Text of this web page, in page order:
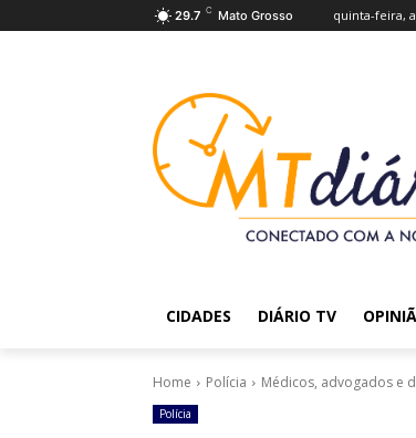
29.7 C Mato Grosso quinta-feira,
CIDADES DIÁRIO TV
Home Polícia Médicos, advogados e
Polícia